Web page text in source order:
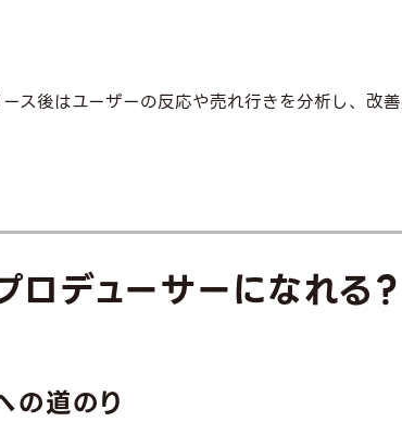
ス後はユーザーの反応や売れ行きを分析し、改
ロデューサーになれる？
の道のり